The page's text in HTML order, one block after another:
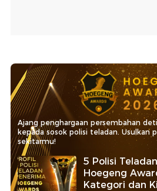
Ajang penghargaan persembahan
kepada sosok polisi teladan. Usulkan
sekitarmu!
5 Polisi
Hoegeng
Kategori dan